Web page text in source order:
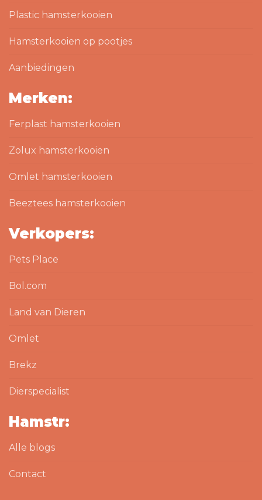
Plastic hamsterkooien
Hamsterkooien op pootjes
Aanbiedingen
Merken:
Ferplast hamsterkooien
Zolux hamsterkooien
Omlet hamsterkooien
Beeztees hamsterkooien
Verkopers:
Pets Place
Bol.com
Land van Dieren
Omlet
Brekz
Dierspecialist
Hamstr:
Alle blogs
Contact